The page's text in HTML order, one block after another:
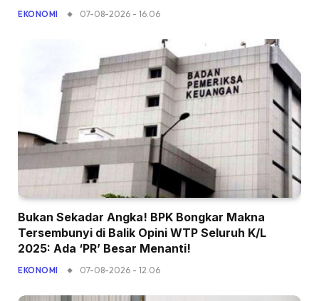
EKONOMI 07-08-2026 - 16.06
Bukan Sekadar Angka! BPK Bongkar Makna
Tersembunyi di Balik Opini WTP Seluruh K/L
2025: Ada ‘PR’ Besar Menanti!
EKONOMI 07-08-2026 - 12.06